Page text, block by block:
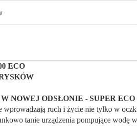
ECO
NOWEJ ODSŁONIE - SUPER ECO
ruch i życie nie tylko w
tanie urządzenia pompujące